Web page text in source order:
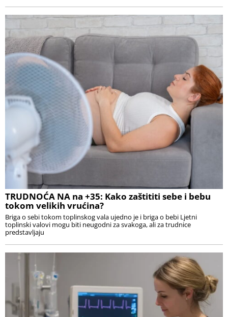
TRUDNOĆA NA na +35: Kako zaštititi sebe i bebu
tokom velikih vrućina?
Briga o sebi tokom toplinskog vala ujedno je i briga o bebi Ljetni
toplinski valovi mogu biti neugodni za svakoga, ali za trudnice
predstavljaju